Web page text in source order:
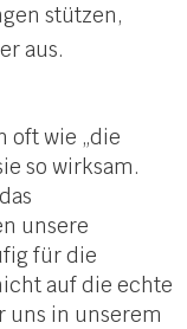
stützen,
aus.
oft wie „die
so wirksam.
unsere
für die
auf die echte
uns in unserem